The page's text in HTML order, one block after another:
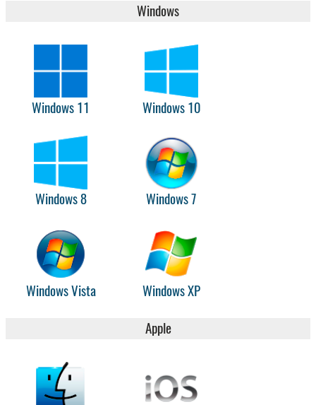
Windows
Windows 11 Windows 10
Windows 8 Windows 7
Windows Vista Windows XP
Apple